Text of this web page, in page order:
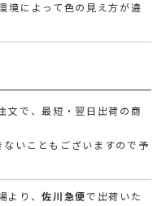
境によって色の見え方が違
文で、最短・翌日出荷の商
いこともございますので予
より、佐川急便で出荷いた